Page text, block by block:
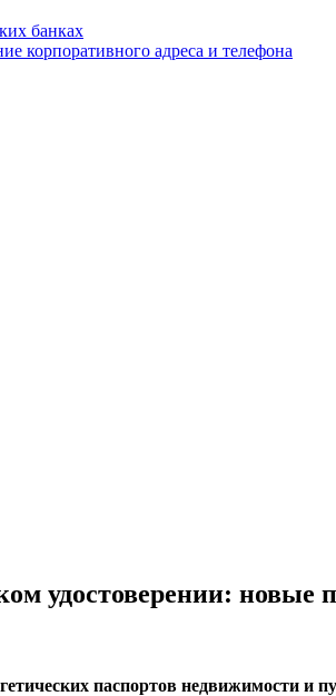
банках
корпоративного адреса и телефона
удостоверении: новые
паспортов недвижимости и